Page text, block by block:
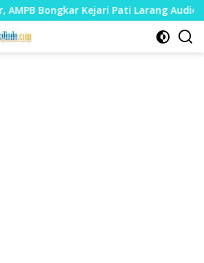
Kejari Pati Larang Audiensi